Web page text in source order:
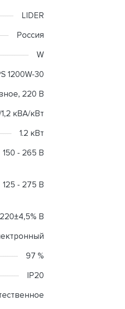
LIDER
Россия
W
1200W-30
220 В
1,2 кВА/кВт
1.2 кВт
150 - 265 В
125 - 275 В
220±4,5% В
97 %
IP20